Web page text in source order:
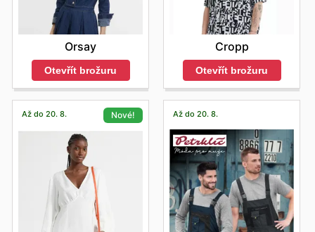
Orsay
Otevřít brožuru
Cropp
Otevřít brožuru
Až do 20. 8. Nové! Až do 20. 8.